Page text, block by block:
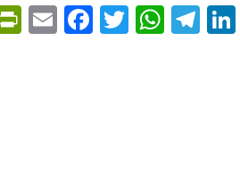
PrintFriendly
EmailFacebook
Twitter